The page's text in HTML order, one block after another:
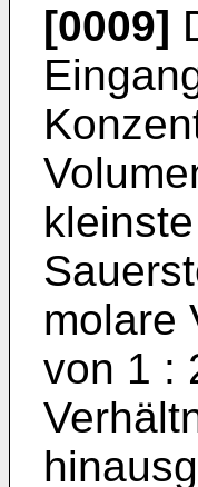
[0009]
molare
von 1 :